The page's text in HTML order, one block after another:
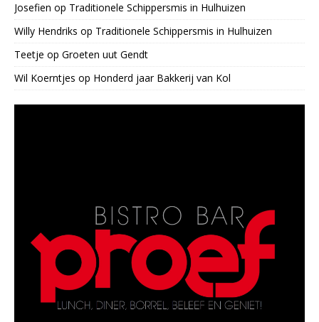
Josefien op Traditionele Schippersmis in Hulhuizen
Willy Hendriks op Traditionele Schippersmis in Hulhuizen
Teetje op Groeten uut Gendt
Wil Koerntjes op Honderd jaar Bakkerij van Kol